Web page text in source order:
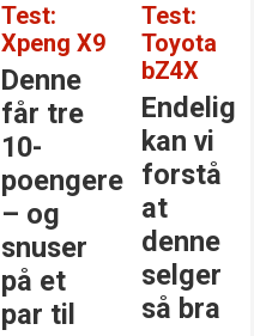
Test:
Xpeng X9
Denne
får tre
10-
poengere
– og
snuser
på et
par til
Test:
Toyota
bZ4X
Endelig
kan vi
forstå
at
denne
selger
så bra